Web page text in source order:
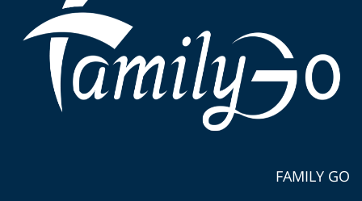
FAMILY GO